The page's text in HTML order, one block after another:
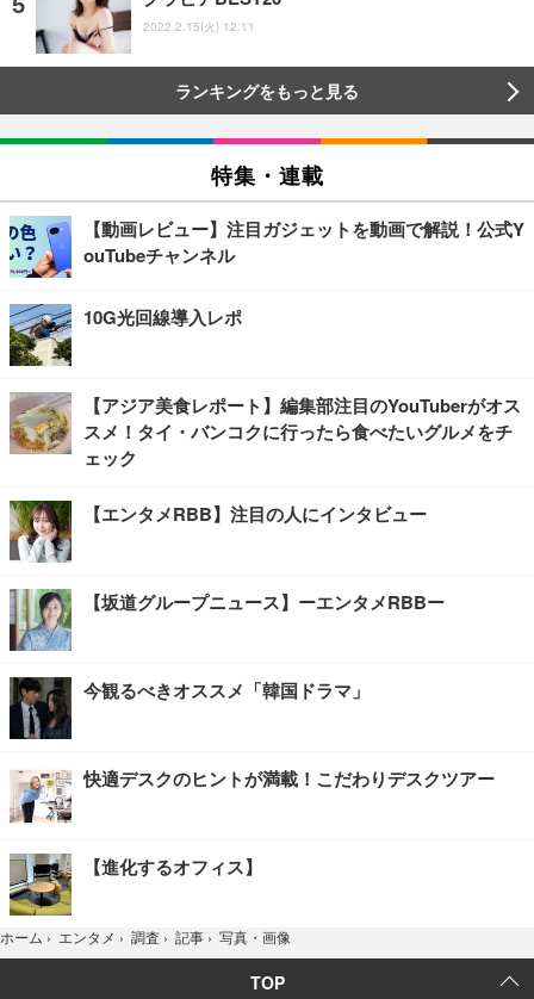
2022.2.15(火) 12:11
ランキングをもっと見る
特集・連載
【動画レビュー】注目ガジェットを動画で解説！公式Y
ouTubeチャンネル
10G光回線導入レポ
【アジア美食レポート】編集部注目のYouTuberがオス
スメ！タイ・バンコクに行ったら食べたいグルメをチ
ェック
【エンタメRBB】注目の人にインタビュー
【坂道グループニュース】ーエンタメRBBー
今観るべきオススメ「韓国ドラマ」
快適デスクのヒントが満載！こだわりデスクツアー
【進化するオフィス】
ホーム › エンタメ › 調査 › 記事 › 写真・画像
TOP